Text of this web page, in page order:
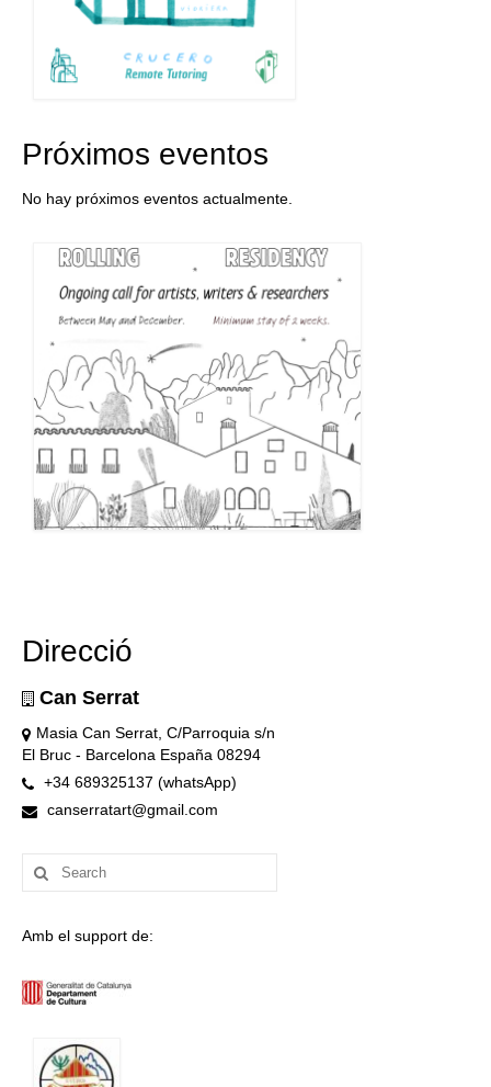
Próximos eventos
No hay próximos eventos actualmente.
Direcció
Can Serrat
Masia Can Serrat, C/Parroquia s/n
El Bruc - Barcelona España 08294
+34 689325137 (whatsApp)
canserratart@gmail.com
Search
for:
Amb el support de: